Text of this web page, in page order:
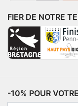
FIER DE NOTRE
-10% POUR